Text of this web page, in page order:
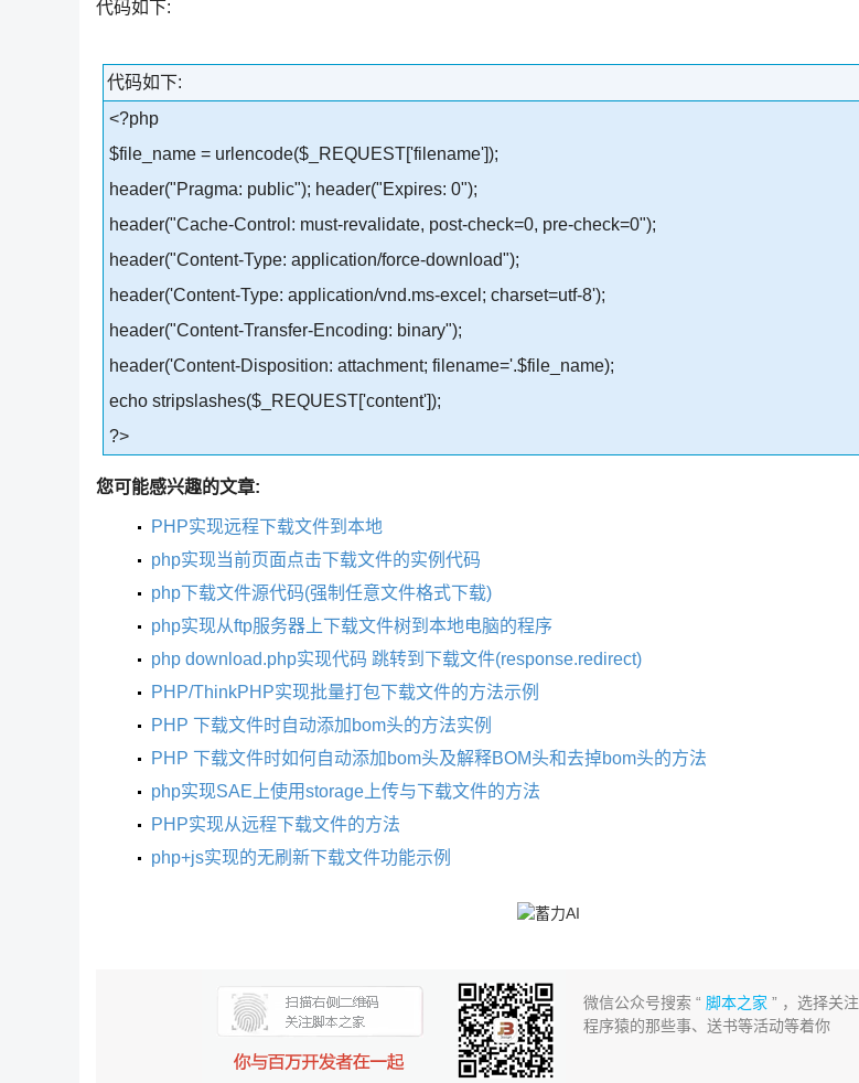
代码如下:
代码如下:
<?php
$file_name = urlencode($_REQUEST['filename']);
header("Pragma: public"); header("Expires: 0");
header("Cache-Control: must-revalidate, post-check=0, pre-check=0");
header("Content-Type: application/force-download");
header('Content-Type: application/vnd.ms-excel; charset=utf-8');
header("Content-Transfer-Encoding: binary");
header('Content-Disposition: attachment; filename='.$file_name);
echo stripslashes($_REQUEST['content']);
?>
您可能感兴趣的文章:
PHP实现远程下载文件到本地
php实现当前页面点击下载文件的实例代码
php下载文件源代码(强制任意文件格式下载)
php实现从ftp服务器上下载文件树到本地电脑的程序
php download.php实现代码 跳转到下载文件(response.redirect)
PHP/ThinkPHP实现批量打包下载文件的方法示例
PHP 下载文件时自动添加bom头的方法实例
PHP 下载文件时如何自动添加bom头及解释BOM头和去掉bom头的方法
php实现SAE上使用storage上传与下载文件的方法
PHP实现从远程下载文件的方法
php+js实现的无刷新下载文件功能示例
微信公众号搜索 “脚本之家 ” ，选择关注
程序猿的那些事、送书等活动等着你